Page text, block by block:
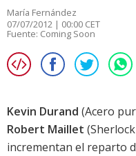
María Fernández
07/07/2012 | 00:00 CET
Fuente: Coming Soon
Kevin Durand (Acero
Robert Maillet (
incrementan el reparto